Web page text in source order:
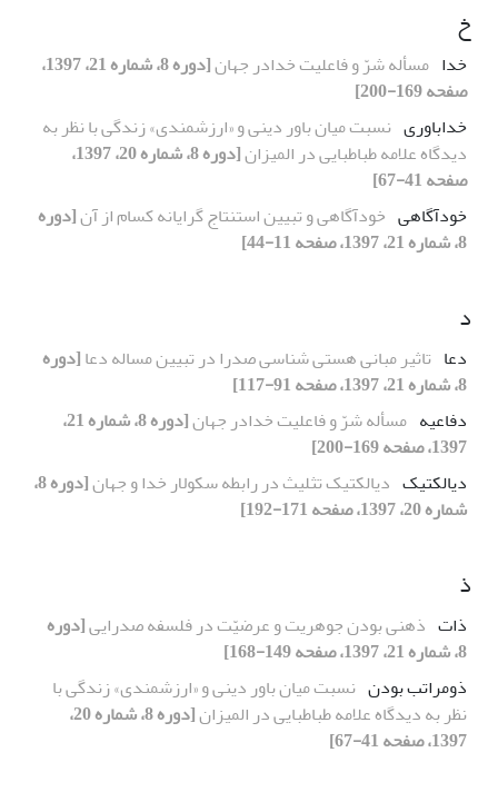
خ
خدا مسأله شرّ و فاعلیت خدادر جهان
[دوره 8، شماره 21، 1397،
صفحه 169-200]
خداباوری نسبت میان باور دینی و «ارزشمندی» زندگی با نظر به
دیدگاه علامه طباطبایی در المیزان
[دوره 8، شماره 20، 1397،
صفحه 41-67]
خودآگاهی خودآگاهی و تبیین استنتاج گرایانه کسام از آن[دوره
8، شماره 21، 1397، صفحه 11-44]
د
دعا تاثیر مبانی هستی شناسی صدرا در تبیین مساله دعا[دوره
8، شماره 21، 1397، صفحه 91-117]
دفاعیه مسأله شرّ و فاعلیت خدادر جهان
[دوره 8، شماره 21،
1397، صفحه 169-200]
دیالکتیک دیالکتیک تثلیث در رابطه سکولار خدا و جهان
[دوره 8،
شماره 20، 1397، صفحه 171-192]
ذ
ذات ذهنی بودن جوهریت و عرضیّت در فلسفه صدرایی[دوره
8، شماره 21، 1397، صفحه 149-168]
ذومراتب بودن نسبت میان باور دینی و «ارزشمندی» زندگی با
نظر به دیدگاه علامه طباطبایی در المیزان
[دوره 8، شماره 20،
1397، صفحه 41-67]